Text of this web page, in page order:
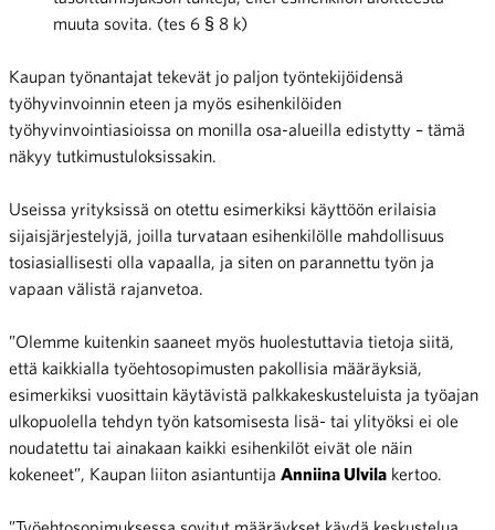
muuta sovita. (tes 6 § 8 k)
Kaupan työnantajat tekevät jo paljon työntekijöidensä
työhyvinvoinnin eteen ja myös esihenkilöiden
työhyvinvointiasioissa on monilla osa-alueilla edistytty – tämä
näkyy tutkimustuloksissakin.
Useissa yrityksissä on otettu esimerkiksi käyttöön erilaisia
sijaisjärjestelyjä, joilla turvataan esihenkilölle mahdollisuus
tosiasiallisesti olla vapaalla, ja siten on parannettu työn ja
vapaan välistä rajanvetoa.
”Olemme kuitenkin saaneet myös huolestuttavia tietoja siitä,
että kaikkialla työehtosopimusten pakollisia määräyksiä,
esimerkiksi vuosittain käytävistä palkkakeskusteluista ja työajan
ulkopuolella tehdyn työn katsomisesta lisä- tai ylityöksi ei ole
noudatettu tai ainakaan kaikki esihenkilöt eivät ole näin
kokeneet”, Kaupan liiton asiantuntija Anniina Ulvila kertoo.